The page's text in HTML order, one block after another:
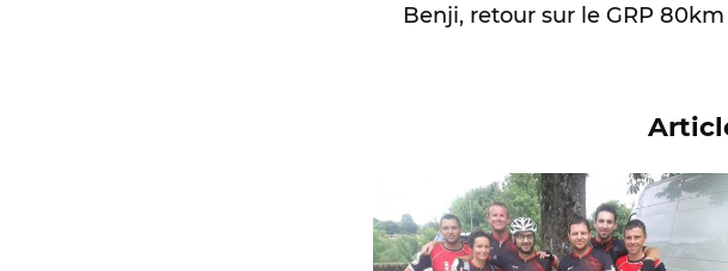
Benji, retour sur le GRP 80km